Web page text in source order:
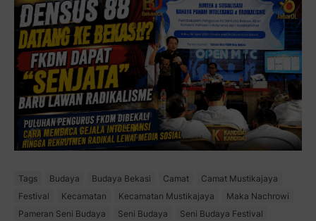
Tags Budaya Budaya Bekasi Camat
Camat Mustikajaya
Festival
Kecamatan Kecamatan Mustikajaya
Maka Nachrowi
Pameran Seni Budaya
Seni Budaya
Seni Budaya Festival